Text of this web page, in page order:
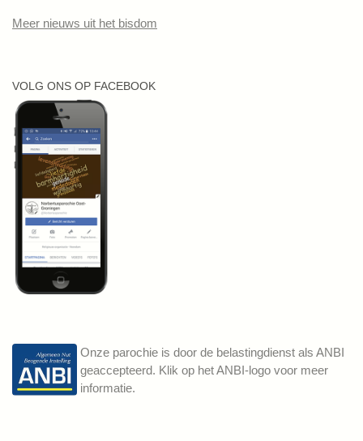
Meer nieuws uit het bisdom
VOLG ONS OP FACEBOOK
Onze parochie is door de belastingdienst als ANBI
geaccepteerd. Klik op het ANBI-logo voor meer
informatie.